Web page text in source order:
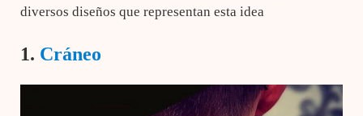
diversos diseños que representan esta idea
1. Cráneo